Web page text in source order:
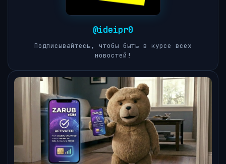
@ideipr0
Подписывайтесь, чтобы быть в курсе всех
новостей!